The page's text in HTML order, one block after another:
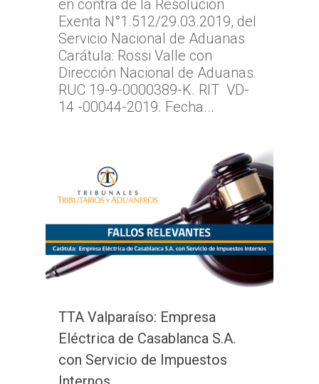
en contra de la Resolución
Exenta N°1.512/29.03.2019, del
Servicio Nacional de Aduanas
Carátula: Rossi Valle con
Dirección Nacional de Aduanas
RUC 19-9-0000389-K. RIT VD-
14 -00044-2019. Fecha...
TTA Valparaíso: Empresa
Eléctrica de Casablanca S.A.
con Servicio de Impuestos